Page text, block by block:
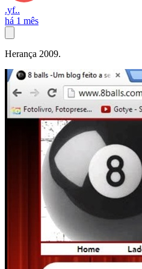
.yf..
há 1 mês
Herança 2009.